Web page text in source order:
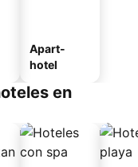
Apart-
hotel
en